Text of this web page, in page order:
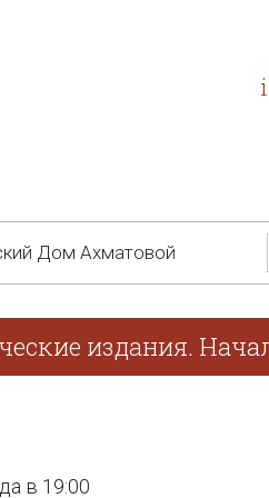
Дом Ахматовой
издания.
в 19:00